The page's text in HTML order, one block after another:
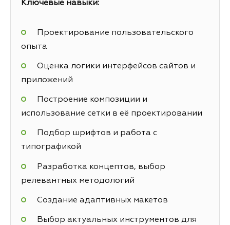
Ключевые навыки:
Проектирование пользовательского
опыта
Оценка логики интерфейсов сайтов и
приложений
Построение композиции и
использование сетки в её проектировании
Подбор шрифтов и работа с
типографикой
Разработка концептов, выбор
релевантных методологий
Создание адаптивных макетов
Выбор актуальных инструментов для